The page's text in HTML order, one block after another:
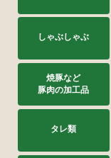
銀閣寺大西
ない味とコク
ほんとに美味
あまり好きで
フは別物でし
お値段以上の
今回はお祝
ほんとにジュ
しゃぶしゃぶ
焼豚など
豚肉の加工品
タレ類